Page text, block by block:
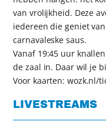
van vrolijkheid. Deze
iedereen die geniet
carnavaleske saus.
Vanaf 19:45 uur
de zaal in. Daar wil je
Voor kaarten: wozk.nl/
LIVESTREAMS